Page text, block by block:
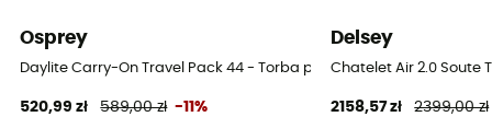
Osprey
Daylite Carry-On Travel Pack 44 - Torba podróżna na kółkach
520,99 zł 589,00 zł -11%
Delsey
Chatelet Air 2.0 Soute
2158,57 zł 2399,00 zł